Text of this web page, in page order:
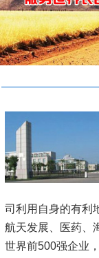
司利用自身的有利
航天发展、医药、
世界前500强企业